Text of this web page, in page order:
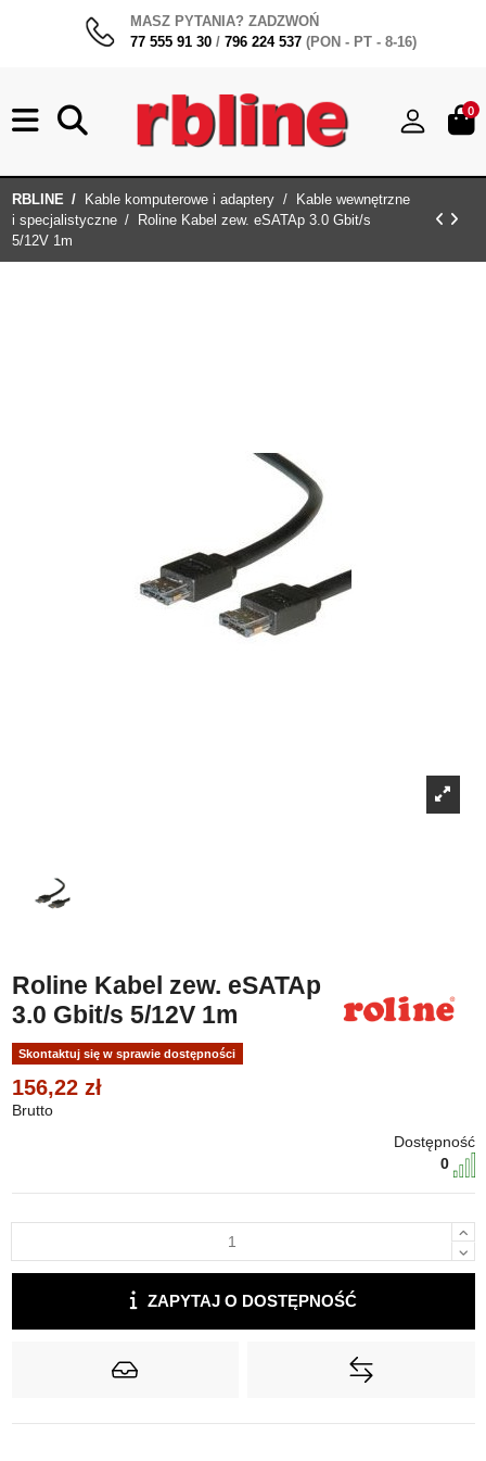
MASZ PYTANIA? ZADZWOŃ
77 555 91 30 / 796 224 537 (PON - PT - 8-16)
0
RBLINE Kable komputerowe i adaptery
Kable wewnętrzne
i specjalistyczne
Roline Kabel zew. eSATAp 3.0 Gbit/s
5/12V 1m
Roline Kabel zew. eSATAp
3.0 Gbit/s 5/12V 1m
Skontaktuj się w sprawie dostępności
156,22 zł
Brutto
Dostępność
0
ZAPYTAJ O DOSTĘPNOŚĆ